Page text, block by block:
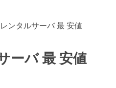
レンタルサーバ 最 安値
ーバ 最 安値